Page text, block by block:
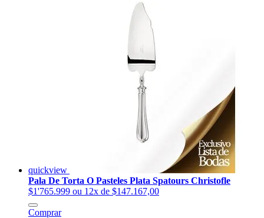
quickview
Pala De Torta O Pasteles Plata Spatours Christofle
$1'765.999 ou 12x de $147.167,00
Comprar